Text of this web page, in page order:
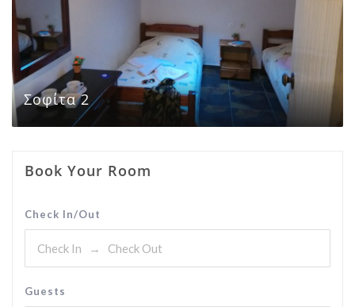
Σοφίτα 2
Book Your Room
Check In/Out
Guests